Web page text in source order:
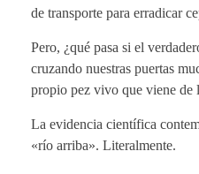
de transporte para erradicar
Pero, ¿qué pasa si el
cruzando nuestras puertas
propio pez vivo que viene de
La evidencia científica
«río arriba». Literalmente.